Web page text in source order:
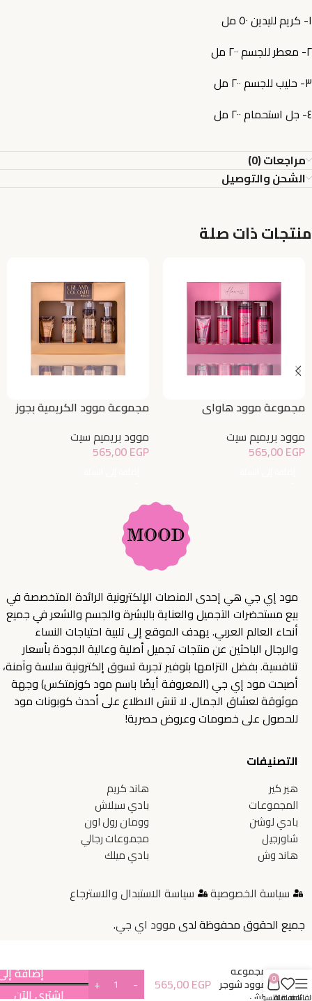
١- كريم لليدين ٥٠ مل
٢- معطر للجسم ٢٠٠ مل
٣- حليب للجسم ٢٠٠ مل
٤- جل استحمام ٢٠٠ مل
مراجعات (0)
الشحن والتوصيل
منتجات ذات صلة
مجموعة موود هاواي
موود بريميم سيت
565,00EGP
مجموعة موود الكريمية بجوز
موود بريميم سيت
565,00EGP
مود إي جي هي إحدى المنصات الإلكترونية الرائدة المتخصصة في
بيع مستحضرات التجميل والعناية بالبشرة والجسم والشعر في جميع
أنحاء العالم العربي. يهدف الموقع إلى تلبية احتياجات النساء
والرجال الباحثين عن منتجات تجميل أصلية وعالية الجودة بأسعار
تنافسية. بفضل التزامها بتوفير تجربة تسوق إلكترونية سلسة وآمنة،
أصبحت مود إي جي (المعروفة أيضًا باسم مود كوزمتكس) وجهة
موثوقة لعشاق الجمال. لا تنسَ الاطلاع على أحدث كوبونات مود
للحصول على خصومات وعروض حصرية!
التصنيفات
هير كير
المجموعات
بادي لوشن
شاورجيل
هاند وش
هاند كريم
بادي سبلاش
وومان رول اون
مجموعات رجالي
بادي ميلك
سياسة الخصوصية
سياسة الاستبدال والاسترجاع
جميع الحقوق محفوظة لدىموود اي جي.
مجموعة
موود شوجر
راش
565,00EGP
إضافة
اشتري الآن
المفضلة
0
سلة التسوق